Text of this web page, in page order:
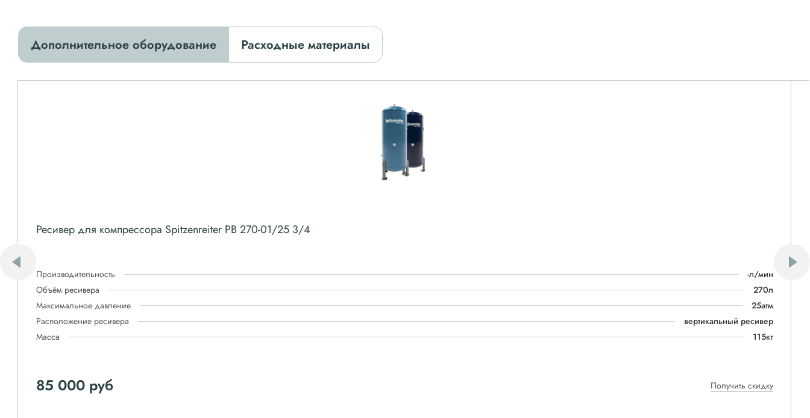
Дополнительное оборудование Расходные материалы
Ресивер для компрессора Spitzenreiter РВ 270-01/25 3/4
Производительность
-л/мин
Объём ресивера
270л
Максимальное давление
25атм
Расположение ресивера
вертикальный ресивер
Масса
115кг
85 000 руб Получить скидку